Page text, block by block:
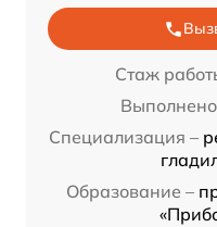
Стаж
Специализация –
Образование –